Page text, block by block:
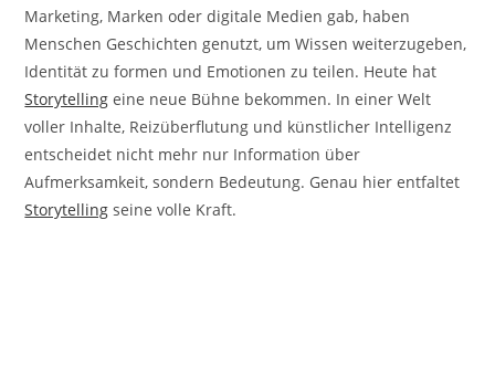
Marketing, Marken oder digitale Medien gab, haben
Menschen Geschichten genutzt, um Wissen weiterzugeben,
Identität zu formen und Emotionen zu teilen. Heute hat
Storytelling eine neue Bühne bekommen. In einer Welt
voller Inhalte, Reizüberflutung und künstlicher Intelligenz
entscheidet nicht mehr nur Information über
Aufmerksamkeit, sondern Bedeutung. Genau hier entfaltet
Storytelling seine volle Kraft.